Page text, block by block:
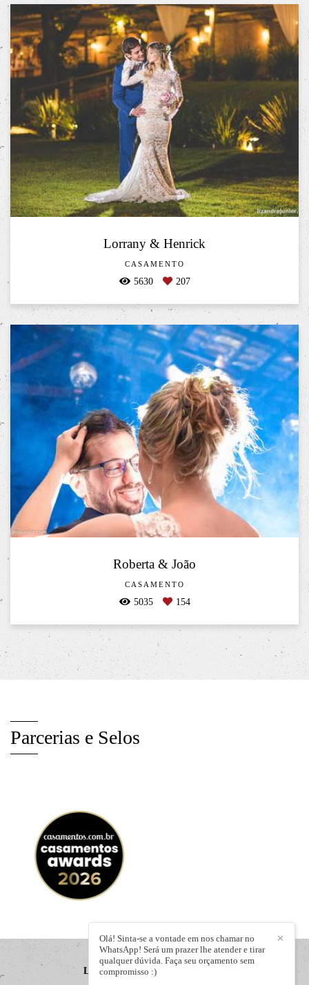
Lorrany & Henrick
CASAMENTO
5630 207
Roberta & João
CASAMENTO
5035 154
Parcerias e Selos
LIZANDRO JÚNIOR
✕
Olá! Sinta-se a vontade em nos chamar no
WhatsApp! Será um prazer lhe atender e tirar
qualquer dúvida. Faça seu orçamento sem
compromisso :)